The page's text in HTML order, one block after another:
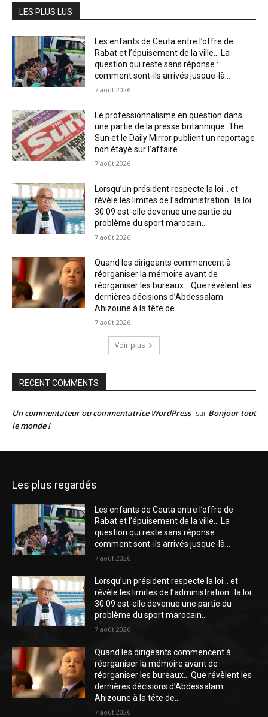
LES PLUS LUS
Les enfants de Ceuta entre l’offre de
Rabat et l’épuisement de la ville… La
question qui reste sans réponse :
comment sont-ils arrivés jusque-là...
7 août 2026
Le professionnalisme en question dans
une partie de la presse britannique: The
Sun et le Daily Mirror publient un reportage
non étayé sur l’affaire...
7 août 2026
Lorsqu’un président respecte la loi… et
révèle les limites de l’administration : la loi
30.09 est-elle devenue une partie du
problème du sport marocain...
7 août 2026
Quand les dirigeants commencent à
réorganiser la mémoire avant de
réorganiser les bureaux… Que révèlent les
dernières décisions d’Abdessalam
Ahizoune à la tête de...
7 août 2026
Voir plus
RECENT COMMENTS
Un commentateur ou commentatrice WordPress sur Bonjour tout
le monde !
Les plus regardés
Les enfants de Ceuta entre l’offre de
Rabat et l’épuisement de la ville… La
question qui reste sans réponse :
comment sont-ils arrivés jusque-là...
7 août 2026
Lorsqu’un président respecte la loi… et
révèle les limites de l’administration : la loi
30.09 est-elle devenue une partie du
problème du sport marocain...
7 août 2026
Quand les dirigeants commencent à
réorganiser la mémoire avant de
réorganiser les bureaux… Que révèlent les
dernières décisions d’Abdessalam
Ahizoune à la tête de...
7 août 2026